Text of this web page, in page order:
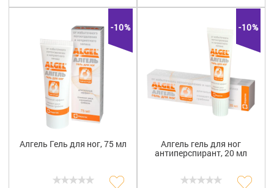
-10%
Алгель Гель для ног, 75 мл
-10%
Алгель гель для ног
антиперспирант, 20 мл